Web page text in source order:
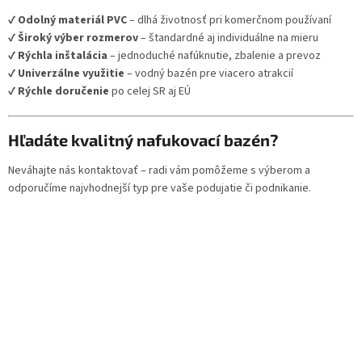
✔ Odolný materiál PVC– dlhá životnosť pri komerčnom používaní
✔Široký výber rozmerov– štandardné aj individuálne na mieru
✔ Rýchla inštalácia – jednoduché nafúknutie, zbalenie a prevoz
✔ Univerzálne využitie – vodný bazén pre viacero atrakcií
✔ Rýchle doručenie po celej SR aj EÚ
Hľadáte kvalitný nafukovací bazén?
Neváhajte nás kontaktovať – radi vám pomôžeme s výberom a
odporučíme najvhodnejší typ pre vaše podujatie či podnikanie.